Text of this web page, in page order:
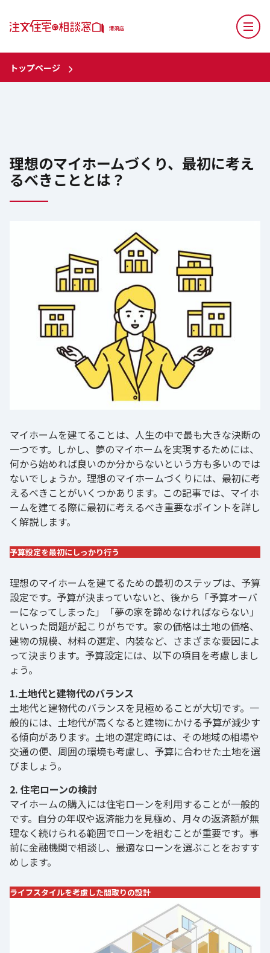
トップページ
理想のマイホームづくり、最初に考え
るべきこととは？
マイホームを建てることは、人生の中で最も大きな決断の
一つです。しかし、夢のマイホームを実現するためには、
何から始めれば良いのか分からないという方も多いのでは
ないでしょうか。理想のマイホームづくりには、最初に考
えるべきことがいくつかあります。この記事では、マイホ
ームを建てる際に最初に考えるべき重要なポイントを詳し
く解説します。
予算設定を最初にしっかり行う
理想のマイホームを建てるための最初のステップは、予算
設定です。予算が決まっていないと、後から「予算オーバ
ーになってしまった」「夢の家を諦めなければならない」
といった問題が起こりがちです。家の価格は土地の価格、
建物の規模、材料の選定、内装など、さまざまな要因によ
って決まります。予算設定には、以下の項目を考慮しまし
ょう。
1.土地代と建物代のバランス
土地代と建物代のバランスを見極めることが大切です。一
般的には、土地代が高くなると建物にかける予算が減少す
る傾向があります。土地の選定時には、その地域の相場や
交通の便、周囲の環境も考慮し、予算に合わせた土地を選
びましょう。
2. 住宅ローンの検討
マイホームの購入には住宅ローンを利用することが一般的
です。自分の年収や返済能力を見極め、月々の返済額が無
理なく続けられる範囲でローンを組むことが重要です。事
前に金融機関で相談し、最適なローンを選ぶことをおすす
めします。
ライフスタイルを考慮した間取りの設計